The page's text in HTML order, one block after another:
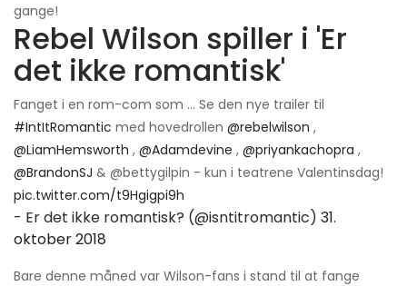
gange!
Rebel Wilson spiller i 'Er
det ikke romantisk'
Fanget i en rom-com som ... Se den nye trailer til
#IntItRomantic med hovedrollen @rebelwilson ,
@LiamHemsworth , @Adamdevine , @priyankachopra ,
@BrandonSJ & @bettygilpin - kun i teatrene Valentinsdag!
pic.twitter.com/t9Hgigpi9h
- Er det ikke romantisk? (@isntitromantic) 31.
oktober 2018
Bare denne måned var Wilson-fans i stand til at fange